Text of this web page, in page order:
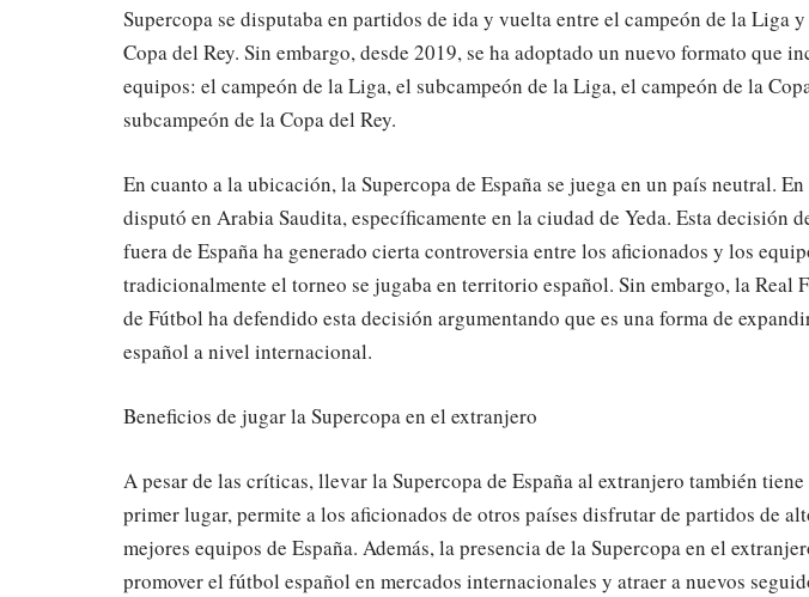
Supercopa se disputaba en partidos de ida y vuelta entre el campeón de la Liga
Copa del Rey. Sin embargo, desde 2019, se ha adoptado un nuevo formato que
equipos: el campeón de la Liga, el subcampeón de la Liga, el campeón de la
subcampeón de la Copa del Rey.
En cuanto a la ubicación, la Supercopa de España se juega en un país neutral.
disputó en Arabia Saudita, específicamente en la ciudad de Yeda. Esta decisión
fuera de España ha generado cierta controversia entre los aficionados y los
tradicionalmente el torneo se jugaba en territorio español. Sin embargo, la Real
de Fútbol ha defendido esta decisión argumentando que es una forma de
español a nivel internacional.
Beneficios de jugar la Supercopa en el extranjero
A pesar de las críticas, llevar la Supercopa de España al extranjero también tiene
primer lugar, permite a los aficionados de otros países disfrutar de partidos de
mejores equipos de España. Además, la presencia de la Supercopa en el
promover el fútbol español en mercados internacionales y atraer a nuevos